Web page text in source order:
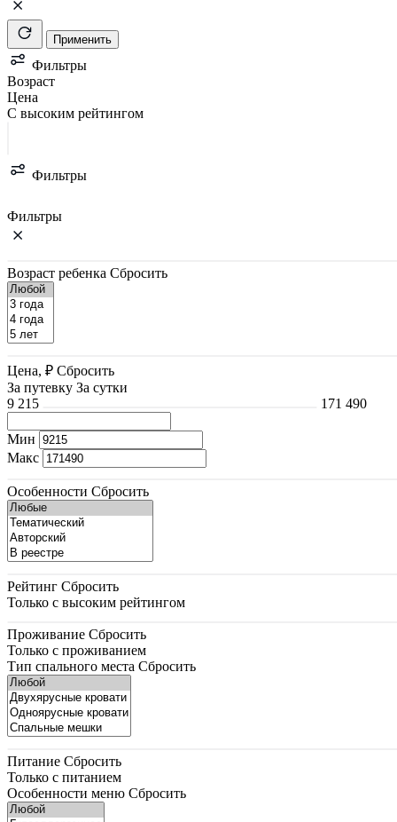
Применить
Фильтры
Возраст
Цена
С высоким рейтингом
Фильтры
Фильтры
Возраст ребенка Сбросить
Цена, ₽ Сбросить
За путевку За сутки
9 215
171 490
Мин
Макс
Особенности Сбросить
Рейтинг Сбросить
Только с высоким рейтингом
Проживание Сбросить
Только с проживанием
Тип спального места Сбросить
Питание Сбросить
Только с питанием
Особенности меню Сбросить